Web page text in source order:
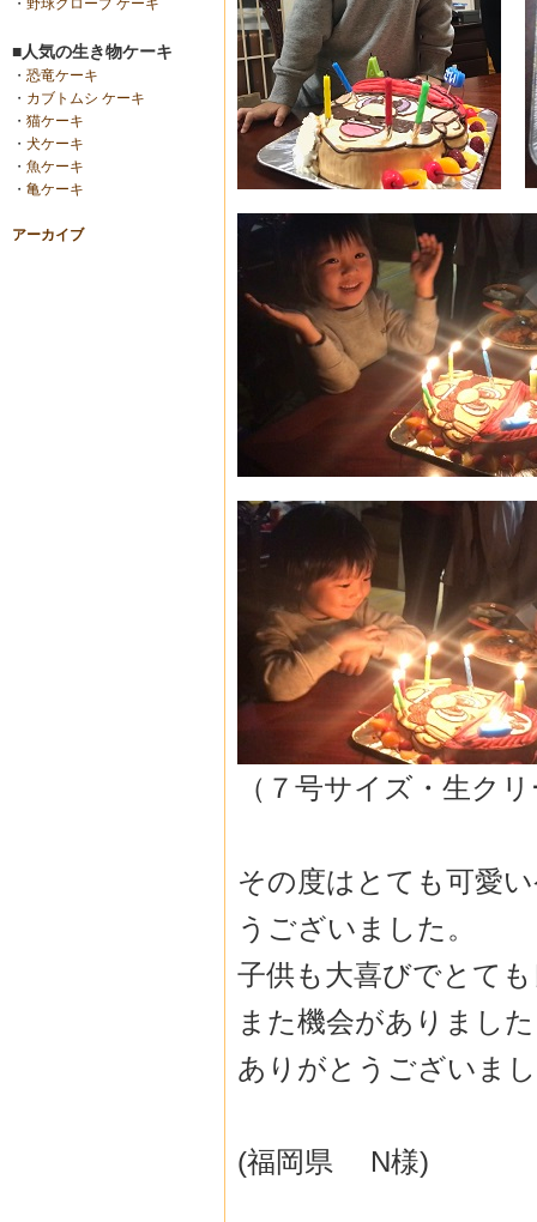
・ 野球グローブ ケーキ
■人気の生き物ケーキ
・ 恐竜ケーキ
・ カブトムシ ケーキ
・ 猫ケーキ
・ 犬ケーキ
・ 魚ケーキ
・ 亀ケーキ
アーカイブ
（７号サイズ・生ク
その度はとても可愛
うございました。
子供も大喜びでとて
また機会がありまし
ありがとうございま
(福岡県 N様)